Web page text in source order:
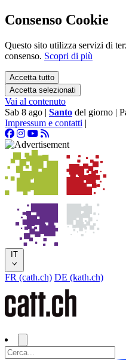
Consenso Cookie
Questo sito utilizza servizi di
consenso. Scopri di più
Accetta tutto
Accetta selezionati
Vai al contenuto
Sab 8 ago | Santo del giorno |
Impressum e contatti |
IT
FR (cath.ch) DE (kath.ch)